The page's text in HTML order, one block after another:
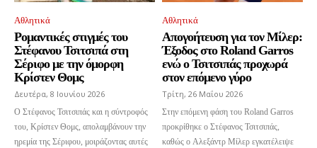
Αθλητικά
Ρομαντικές στιγμές του
Στέφανου Τσιτσιπά στη
Σέριφο με την όμορφη
Κρίστεν Θομς
Δευτέρα, 8 Ιουνίου 2026
Ο Στέφανος Τσιτσιπάς και η σύντροφός
του, Κρίστεν Θομς, απολαμβάνουν την
ηρεμία της Σέριφου, μοιράζοντας αυτές
Αθλητικά
Απογοήτευση για τον Μίλερ:
Έξοδος στο Roland Garros
ενώ ο Τσιτσιπάς προχωρά
στον επόμενο γύρο
Τρίτη, 26 Μαΐου 2026
Στην επόμενη φάση του Roland Garros
προκρίθηκε ο Στέφανος Τσιτσιπάς,
καθώς ο Αλεξάντρ Μίλερ εγκατέλειψε